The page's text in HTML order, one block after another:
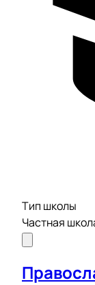
Тип школы
Частная